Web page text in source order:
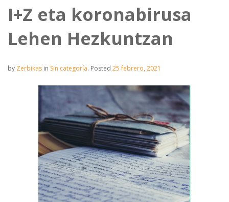
I+Z eta koronabirusa
Lehen Hezkuntzan
by Zerbikas in Sin categoría. Posted 25 febrero, 2021